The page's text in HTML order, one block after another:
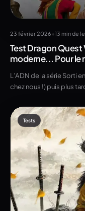
23 février 2026 •13 min de
Test Dragon Quest
moderne... Pour le
L’ADN de la série Sorti
chez nous !) puis plus
Tests